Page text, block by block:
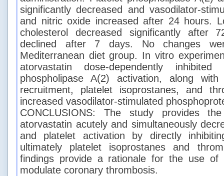
significantly decreased and vasodilator-
and nitric oxide increased after 24 hours.
cholesterol decreased significantly after
declined after 7 days. No changes
Mediterranean diet group. In vitro
atorvastatin dose-dependently
phospholipase A(2) activation, along
recruitment, platelet isoprostanes, and
increased vasodilator-stimulated
CONCLUSIONS: The study provides
atorvastatin acutely and simultaneously
and platelet activation by directly
ultimately platelet isoprostanes and
findings provide a rationale for the use
modulate coronary thrombosis.